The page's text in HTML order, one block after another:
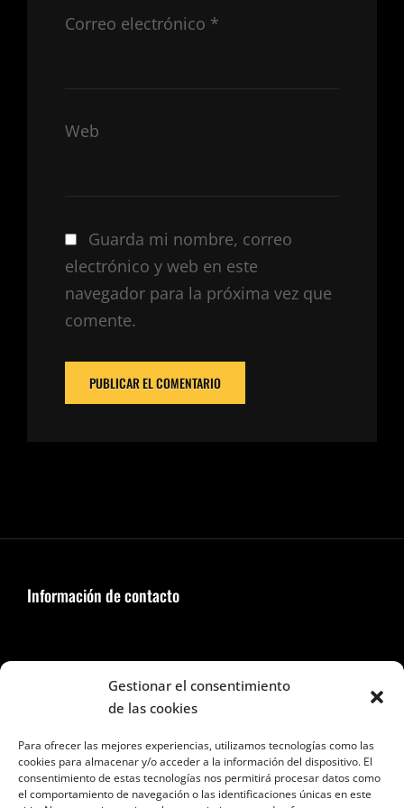
Gestionar el consentimiento
de las cookies
Para ofrecer las mejores experiencias, utilizamos tecnologías como las
cookies para almacenar y/o acceder a la información del dispositivo. El
consentimiento de estas tecnologías nos permitirá procesar datos como
el comportamiento de navegación o las identificaciones únicas en este
Correo electrónico *
Web
Guarda mi nombre, correo
electrónico y web en este
navegador para la próxima vez que
comente.
Información de contacto
Seguir en Facebook e Instagram
Categorías